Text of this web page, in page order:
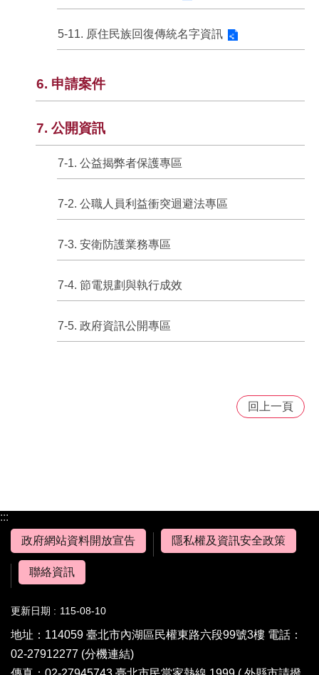
5-11. 原住民族回復傳統名字資訊
6. 申請案件
7. 公開資訊
7-1. 公益揭弊者保護專區
7-2. 公職人員利益衝突迴避法專區
7-3. 安衛防護業務專區
7-4. 節電規劃與執行成效
7-5. 政府資訊公開專區
回上一頁
:::
政府網站資料開放宣告
隱私權及資訊安全政策
聯絡資訊
更新日期 115-08-10
地址：114059 臺北市內湖區民權東路六段99號3樓 電話：
02-27912277 (分機連結)